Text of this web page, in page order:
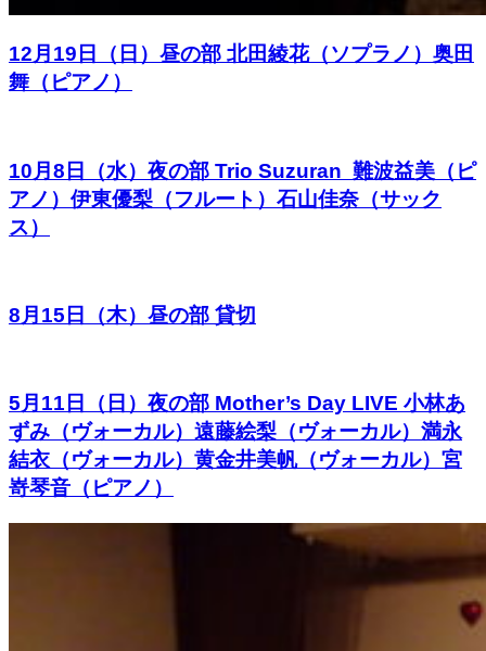
12月19日（日）昼の部 北田綾花（ソプラノ）奥田
舞（ピアノ）
10月8日（水）夜の部 Trio Suzuran 難波益美（ピ
アノ）伊東優梨（フルート）石山佳奈（サック
ス）
8月15日（木）昼の部 貸切
5月11日（日）夜の部 Mother’s Day LIVE 小林あ
ずみ（ヴォーカル）遠藤絵梨（ヴォーカル）満永
結衣（ヴォーカル）黄金井美帆（ヴォーカル）宮
嵜琴音（ピアノ）